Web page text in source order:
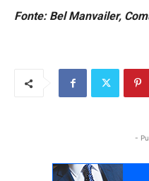
Fonte: Bel Manvailer,
-